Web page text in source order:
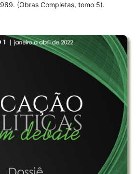
(Obras Completas, tomo 5).